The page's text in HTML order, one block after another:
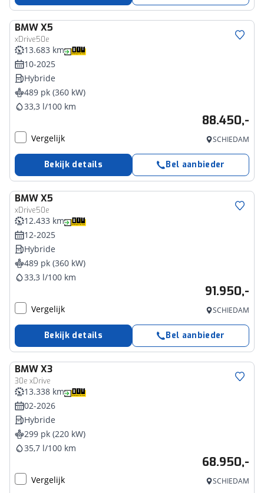
BMWX5
xDrive50e
13.683 km
10-2025
Hybride
489 pk (360 kW)
33,3 l/100 km
88.450,-
Vergelijk SCHIEDAM
Bekijk details Bel aanbieder
BMWX5
xDrive50e
12.433 km
12-2025
Hybride
489 pk (360 kW)
33,3 l/100 km
91.950,-
Vergelijk SCHIEDAM
Bekijk details Bel aanbieder
BMWX3
30e xDrive
13.338 km
02-2026
Hybride
299 pk (220 kW)
35,7 l/100 km
68.950,-
Vergelijk SCHIEDAM